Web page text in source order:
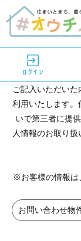
ご記入いただい
利用いたします。
いで第三者に提
人情報のお取り
※お客様の情報は
お問い合わせ物